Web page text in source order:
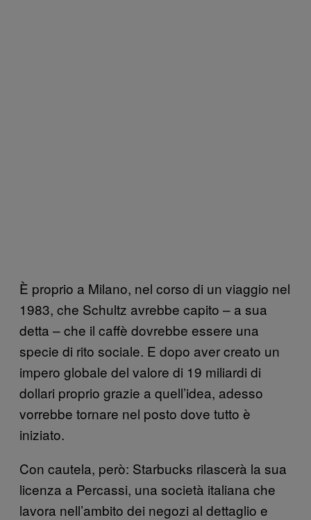
È proprio a Milano, nel corso di un viaggio nel
1983, che Schultz avrebbe capito – a sua
detta – che il caffè dovrebbe essere una
specie di rito sociale. E dopo aver creato un
impero globale del valore di 19 miliardi di
dollari proprio grazie a quell’idea, adesso
vorrebbe tornare nel posto dove tutto è
iniziato.
Con cautela, però: Starbucks rilascerà la sua
licenza a Percassi, una società italiana che
lavora nell’ambito dei negozi al dettaglio e